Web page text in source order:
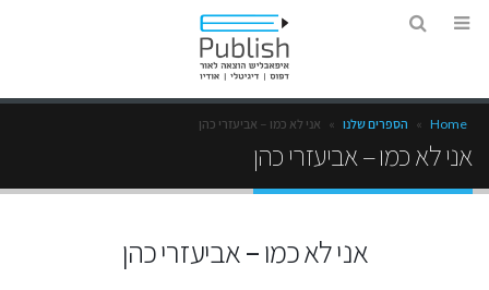
Home
» הספרים שלנו » אני לא כמו – אביעזרי כהן
אני לא כמו – אביעזרי כהן
אני לא כמו – אביעזרי כהן